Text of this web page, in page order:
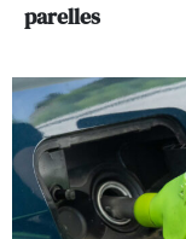
parelles